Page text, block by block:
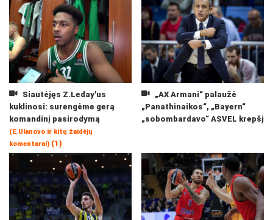
Siautėjęs Z.Leday'us
kuklinosi: surengėme gerą
komandinį pasirodymą
(E.Ulanovo ir kitų žaidėjų
komentarai) (1)
„AX Armani“ palaužė
„Panathinaikos“, „Bayern“
„sobombardavo“ ASVEL krepšį